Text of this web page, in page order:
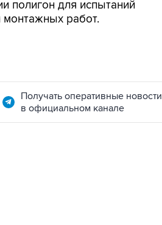
полигон для испытаний
работ.
Получать оперативные новости
в официальном канале